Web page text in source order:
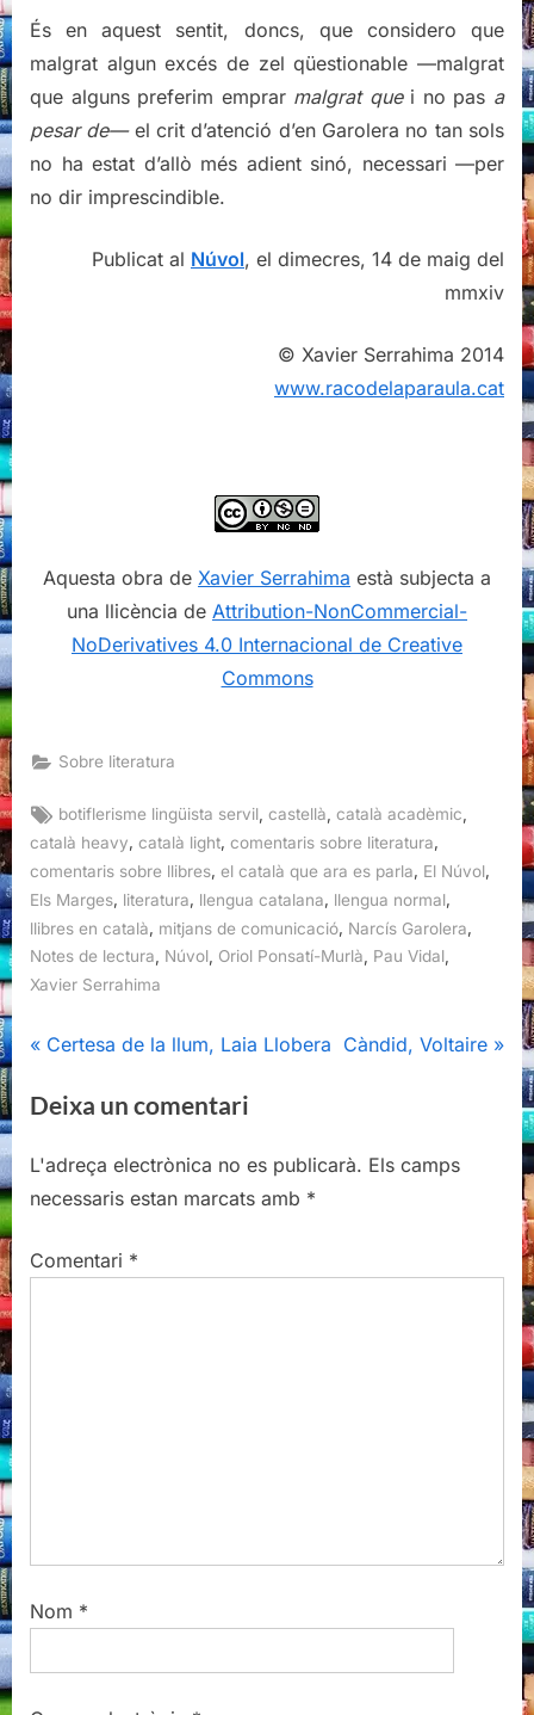
És en aquest sentit, doncs, que considero que
malgrat algun excés de zel qüestionable —malgrat
que alguns preferim emprar malgrat quei no pas a
pesar de—el crit d’atenció d’en Garolera no tan sols
no ha estat d’allò més adient sinó, necessari —per
no dir imprescindible.
Publicat al Núvol, el dimecres, 14 de maig del
mmxiv
© Xavier Serrahima 2014
www.racodelaparaula.cat
Aquesta obra de Xavier Serrahima està subjecta a
una llicència de Attribution-NonCommercial-
NoDerivatives 4.0 Internacional de Creative
Commons
Sobre literatura
Tags:
botiflerisme lingüista servil ,castellà ,català acadèmic
català heavy, català light, comentaris sobre literatura,
comentaris sobre llibres el català que ara es parla El Núvol
Els Marges literatura llengua catalana llengua normal
llibres en català
mitjans de comunicació Narcís Garolera
Notes de lectura
Núvol Oriol Ponsatí-Murlà Pau Vidal
Xavier Serrahima
Navegació
d'entrades
P
e
i
o
s
Certesa de la llum, Laia Llobera N
P
t
Càndid, Voltaire
Deixa un comentari
L'adreça electrònica no es publicarà. Els camps
necessaris estan marcats amb *
Comentari *
Nom *